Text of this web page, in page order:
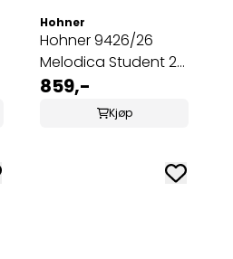
Hohner
Hohner 9426/26
Melodica Student 26
Rød
859,-
Kjøp